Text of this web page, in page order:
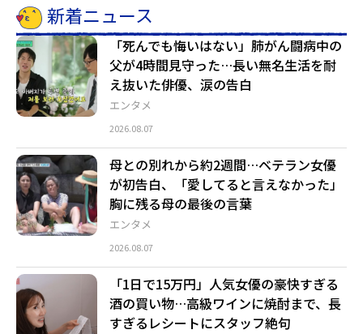
新着ニュース
エンタメ
「死んでも悔いはない」肺がん闘病中の
父が4時間見守った…長い無名生活を耐
え抜いた俳優、涙の告白
2026.08.07
エンタメ
母との別れから約2週間…ベテラン女優
が初告白、「愛してると言えなかった」
胸に残る母の最後の言葉
2026.08.07
「1日で15万円」人気女優の豪快すぎる
酒の買い物…高級ワインに焼酎まで、長
すぎるレシートにスタッフ絶句